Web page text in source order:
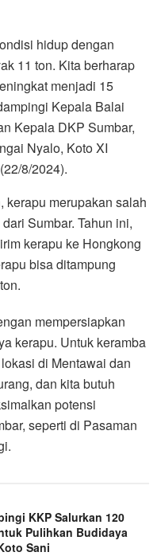
hidup dengan
11 ton. Kita berharap
menjadi 15
Kepala Balai
Kepala DKP Sumbar,
Nyalo, Koto XI
8/2024).
kerapu merupakan salah
Sumbar. Tahun ini,
kerapu ke Hongkong
bisa ditampung
mempersiapkan
kerapu. Untuk keramba
di Mentawai dan
dan kita butuh
potensi
seperti di Pasaman
KKP Salurkan 120
Pulihkan Budidaya
Sani